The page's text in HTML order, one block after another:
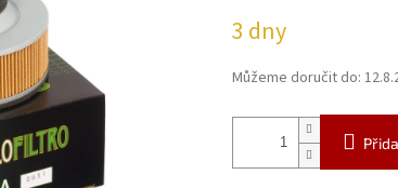
cena:
3 dny
Můžeme doručit do: